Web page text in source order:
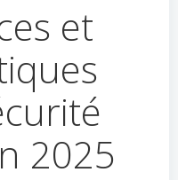
et
2025